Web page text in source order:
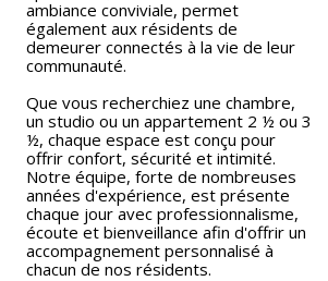
ambiance conviviale, permet
également aux résidents de
demeurer connectés à la vie de leur
communauté.
Que vous recherchiez une chambre,
un studio ou un appartement 2 ½ ou 3
½, chaque espace est conçu pour
offrir confort, sécurité et intimité.
Notre équipe, forte de nombreuses
années d'expérience, est présente
chaque jour avec professionnalisme,
écoute et bienveillance afin d'offrir un
accompagnement personnalisé à
chacun de nos résidents.